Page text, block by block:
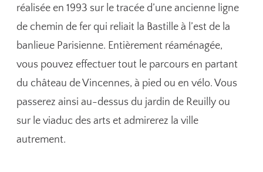
réalisée en 1993 sur le tracée d’une ancienne ligne
de chemin de fer qui reliait la Bastille à l’est de la
banlieue Parisienne. Entièrement réaménagée,
vous pouvez effectuer tout le parcours en partant
du château de Vincennes, à pied ou en vélo. Vous
passerez ainsi au-dessus du jardin de Reuilly ou
sur le viaduc des arts et admirerez la ville
autrement.